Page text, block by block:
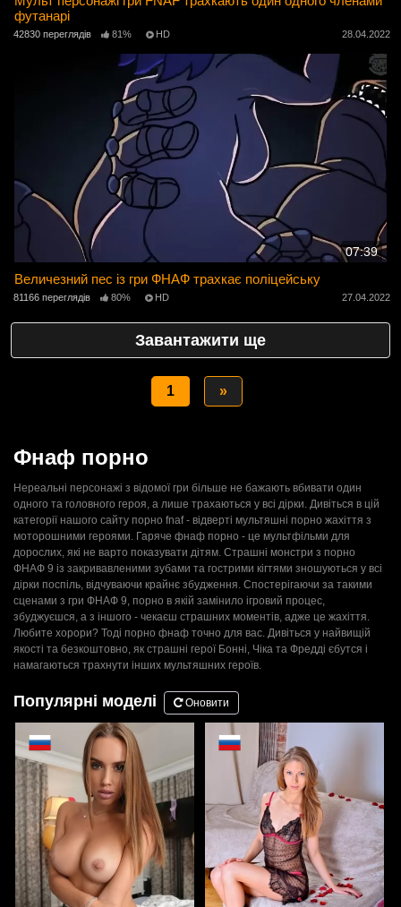
футанарі
42830 переглядів 81% HD 28.04.2022
07:39
Величезний пес із гри ФНАФ трахкає поліцейську
81166 переглядів 80% HD 27.04.2022
Завантажити ще
1 »
Фнаф порно
Нереальні персонажі з відомої гри більше не бажають вбивати один
одного та головного героя, а лише трахаються у всі дірки. Дивіться в цій
категорії нашого сайту порно fnaf - відверті мультяшні порно жахіття з
моторошними героями. Гаряче фнаф порно - це мультфільми для
дорослих, які не варто показувати дітям. Страшні монстри з порно
ФНАФ 9 із закривавленими зубами та гострими кігтями зношуються у всі
дірки поспіль, відчуваючи крайнє збудження. Спостерігаючи за такими
сценами з гри ФНАФ 9, порно в якій замінило ігровий процес,
збуджуєшся, а з іншого - чекаєш страшних моментів, адже це жахіття.
Любите хорори? Тоді порно фнаф точно для вас. Дивіться у найвищій
якості та безкоштовно, як страшні герої Бонні, Чіка та Фредді єбутся і
намагаються трахнути інших мультяшних героїв.
Популярні моделі Оновити